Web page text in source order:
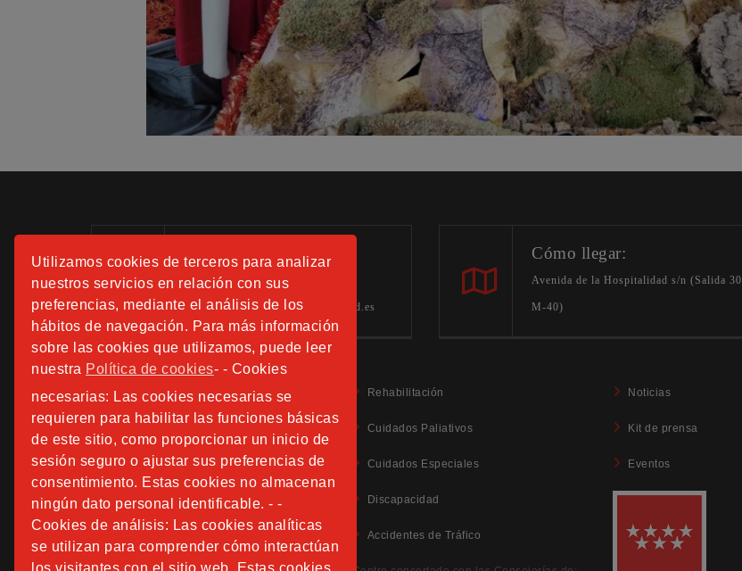
Utilizamos cookies de terceros para analizar
nuestros servicios en relación con sus
preferencias, mediante el análisis de los
hábitos de navegación. Para más información
sobre las cookies que utilizamos, puede leer
nuestra Política de cookies- - Cookies
necesarias: Las cookies necesarias se
requieren para habilitar las funciones básicas
de este sitio, como proporcionar un inicio de
sesión seguro o ajustar sus preferencias de
consentimiento. Estas cookies no almacenan
ningún dato personal identificable. - -
Cookies de análisis: Las cookies analíticas
se utilizan para comprender cómo interactúan
los visitantes con el sitio web. Estas cookies
Información:
Tels.: 91 508 01 40 -41-42
hospitalfundacionsanjose.info@sjd.es
Cómo llegar:
Avenida de la Hospitalidad s/n (Salida 30
M-40)
Aviso Legal
Política de Privacidad
Política de Cookies
Información Adicional Protección de Datos
CANAL DE DENUNCIAS
Rehabilitación
Cuidados Paliativos
Cuidados Especiales
Discapacidad
Accidentes de Tráfico
Noticias
Kit de prensa
Eventos